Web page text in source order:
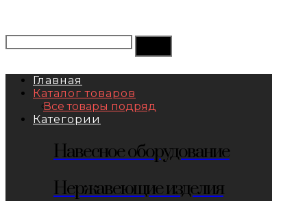
Главная
Каталог товаров
Все товары подряд
Категории
Навесное оборудование
Нержавеющие изделия